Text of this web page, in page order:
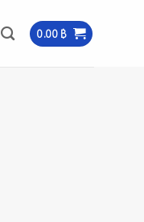
0.00 ฿